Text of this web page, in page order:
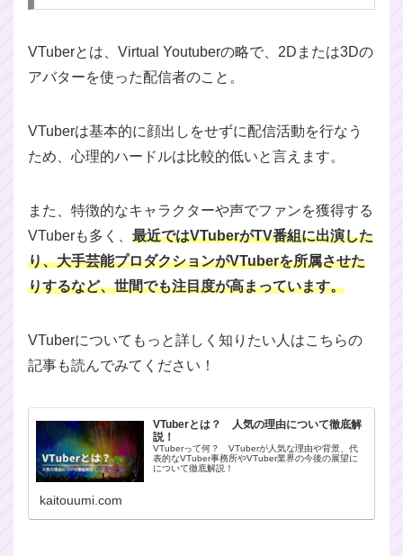
VTuberとは、Virtual Youtuberの略で、2Dまたは3Dの
アバターを使った配信者のこと。
VTuberは基本的に顔出しをせずに配信活動を行なう
ため、心理的ハードルは比較的低いと言えます。
また、特徴的なキャラクターや声でファンを獲得する
VTuberも多く、 最近ではVTuberがTV番組に出演した
り、大手芸能プロダクションがVTuberを所属させた
りするなど、世間でも注目度が高まっています。
VTuberについてもっと詳しく知りたい人はこちらの
記事も読んでみてください！
VTuberとは？ 人気の理由について徹底解
説！
VTuberって何？ VTuberが人気な理由や背景、代
表的なVTuber事務所やVTuber業界の今後の展望に
について徹底解説！
kaitouumi.com